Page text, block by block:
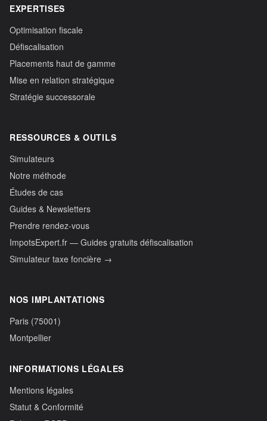
EXPERTISES
Optimisation fiscale
Défiscalisation
Placements haut de gamme
Mise en relation stratégique
Stratégie successorale
RESSOURCES & OUTILS
Simulateurs
Notre méthode
Études de cas
Guides & Newsletters
Prendre rendez-vous
ImpotsExpert.fr — Guides gratuits défiscalisation
Simulateur taxe foncière →
NOS IMPLANTATIONS
Paris (75001)
Montpellier
INFORMATIONS LÉGALES
Mentions légales
Statut & Conformité